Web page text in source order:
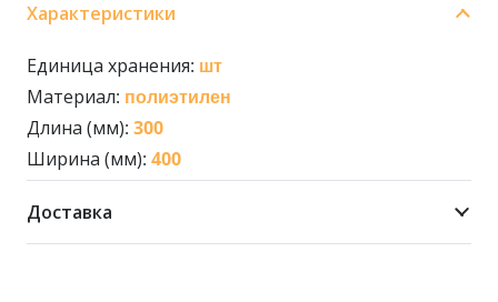
Ziplock
(100/1000)
Характеристики
Единица хранения: шт
Материал: полиэтилен
Длина (мм): 300
Ширина (мм): 400
Доставка